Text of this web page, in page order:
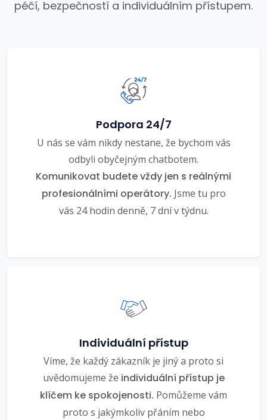
péčí, bezpečností a individuálním přístupem.
Podpora 24/7
U nás se vám nikdy nestane, že bychom vás
odbyli obyčejným chatbotem.
Komunikovat budete vždy jen s reálnými
profesionálními operátory. Jsme tu pro
vás 24 hodin denně, 7 dní v týdnu.
Individuální přístup
Víme, že každý zákazník je jiný a proto si
uvědomujeme že individuální přístup je
klíčem ke spokojenosti. Pomůžeme vám
proto s jakýmkoliv přáním nebo